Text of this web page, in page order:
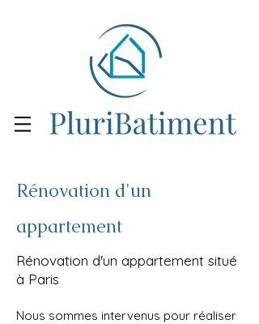
Rénovation d'un
appartement
Rénovation d'un appartement situé
à Paris
Nous sommes intervenus pour réaliser